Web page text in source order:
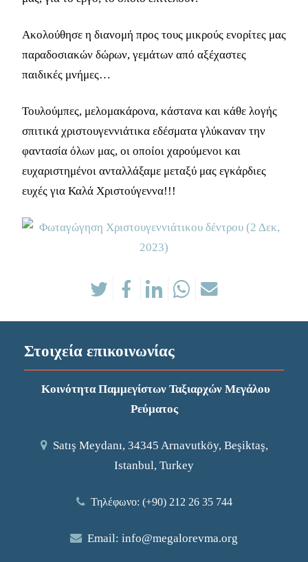
Ακολούθησε η διανομή προς τους μικρούς ενορίτες μας
παραδοσιακών δώρων, γεμάτων από αξέχαστες
παιδικές μνήμες…
Τουλούμπες, μελομακάρονα, κάστανα και κάθε λογής
σπιτικά χριστουγεννιάτικα εδέσματα γλύκαναν την
φαντασία όλων μας, οι οποίοι χαρούμενοι και
ευχαριστημένοι ανταλλάξαμε μεταξύ μας εγκάρδιες
ευχές για Καλά Χριστούγεννα!!!
Στοιχεία επικοινωνίας
Κοινότητα Παμμεγίστων Ταξιαρχών Μεγάλου
Ρεύματος
Satış Meydanı, 34345 Arnavutköy, Beşiktaş,
Istanbul, Turkey
Τηλέφωνο: (+90) 212 26 35 744
Email: info@megalorevma.org